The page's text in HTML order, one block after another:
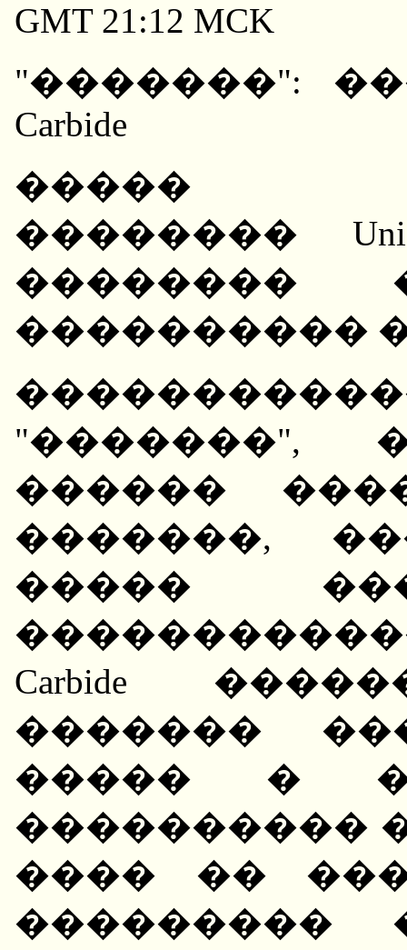
GMT 21:12 MCK
"�������":
Carbide
�����
��������
��������
����������
"�������",
������
�������,
�����
Carbide
�������
����� �
����������
���� ��
���������